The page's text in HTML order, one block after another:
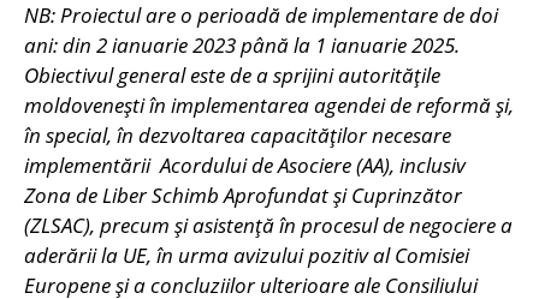
NB: Proiectul are o perioadă de implementare de doi
ani: din 2 ianuarie 2023 până la 1 ianuarie 2025.
Obiectivul general este de a sprijini autoritățile
moldovenești în implementarea agendei de reformă și,
în special, în dezvoltarea capacităților necesare
implementării Acordului de Asociere (AA), inclusiv
Zona de Liber Schimb Aprofundat și Cuprinzător
(ZLSAC), precum și asistență în procesul de negociere a
aderării la UE, în urma avizului pozitiv al Comisiei
Europene și a concluziilor ulterioare ale Consiliului